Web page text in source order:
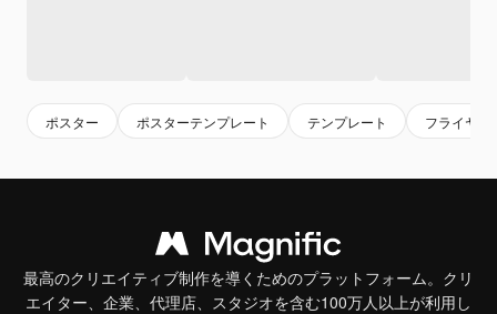
ポスター ポスターテンプレート テンプレート フライヤー
最高のクリエイティブ制作を導くためのプラットフォーム。クリ
エイター、企業、代理店、スタジオを含む100万人以上が利用し